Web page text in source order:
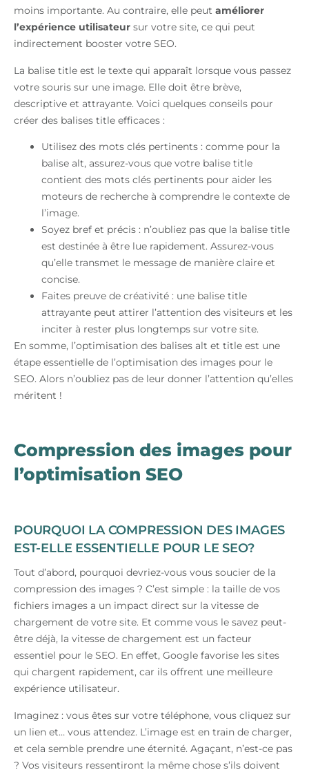
moins importante. Au contraire, elle peut améliorer
l’expérience utilisateur sur votre site, ce qui peut
indirectement booster votre SEO.
La balise title est le texte qui apparaît lorsque vous passez
votre souris sur une image. Elle doit être brève,
descriptive et attrayante. Voici quelques conseils pour
créer des balises title efficaces :
Utilisez des mots clés pertinents : comme pour la
balise alt, assurez-vous que votre balise title
contient des mots clés pertinents pour aider les
moteurs de recherche à comprendre le contexte de
l’image.
Soyez bref et précis : n’oubliez pas que la balise title
est destinée à être lue rapidement. Assurez-vous
qu’elle transmet le message de manière claire et
concise.
Faites preuve de créativité : une balise title
attrayante peut attirer l’attention des visiteurs et les
inciter à rester plus longtemps sur votre site.
En somme, l’optimisation des balises alt et title est une
étape essentielle de l’optimisation des images pour le
SEO. Alors n’oubliez pas de leur donner l’attention qu’elles
méritent !
Compression des images pour
l’optimisation SEO
POURQUOI LA COMPRESSION DES IMAGES
EST-ELLE ESSENTIELLE POUR LE SEO?
Tout d’abord, pourquoi devriez-vous vous soucier de la
compression des images ? C’est simple : la taille de vos
fichiers images a un impact direct sur la vitesse de
chargement de votre site. Et comme vous le savez peut-
être déjà, la vitesse de chargement est un facteur
essentiel pour le SEO. En effet, Google favorise les sites
qui chargent rapidement, car ils offrent une meilleure
expérience utilisateur.
Imaginez : vous êtes sur votre téléphone, vous cliquez sur
un lien et… vous attendez. L’image est en train de charger,
et cela semble prendre une éternité. Agaçant, n’est-ce pas
? Vos visiteurs ressentiront la même chose s’ils doivent